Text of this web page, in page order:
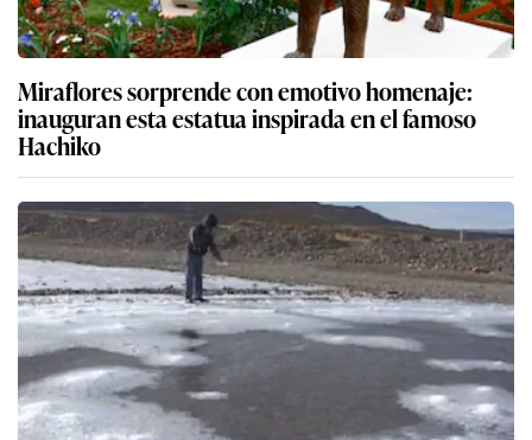
Miraflores sorprende con emotivo homenaje:
inauguran esta estatua inspirada en el famoso
Hachiko